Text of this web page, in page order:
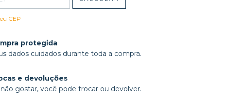
CEP
protegida
dados cuidados durante toda a compra.
e devoluções
gostar, você pode trocar ou devolver.